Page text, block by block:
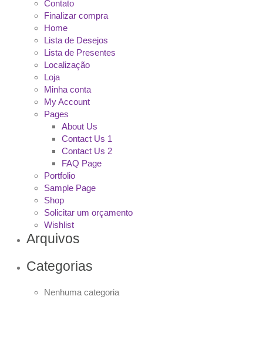
Contato
Finalizar compra
Home
Lista de Desejos
Lista de Presentes
Localização
Loja
Minha conta
My Account
Pages
About Us
Contact Us 1
Contact Us 2
FAQ Page
Portfolio
Sample Page
Shop
Solicitar um orçamento
Wishlist
Arquivos
Categorias
Nenhuma categoria